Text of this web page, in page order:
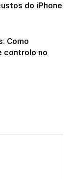
do iPhone
Como
controlo no